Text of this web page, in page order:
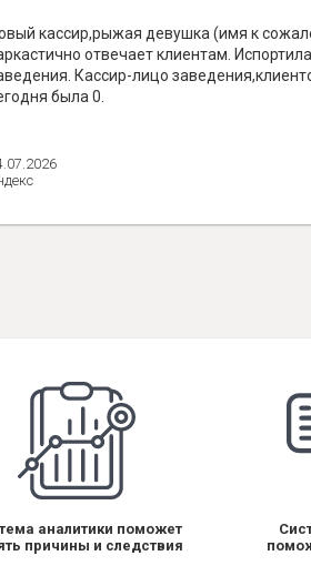
кассир,рыжая девушка (имя к
отвечает клиентам.
Кассир-лицо
была 0.
аналитики поможет
причины и следствия